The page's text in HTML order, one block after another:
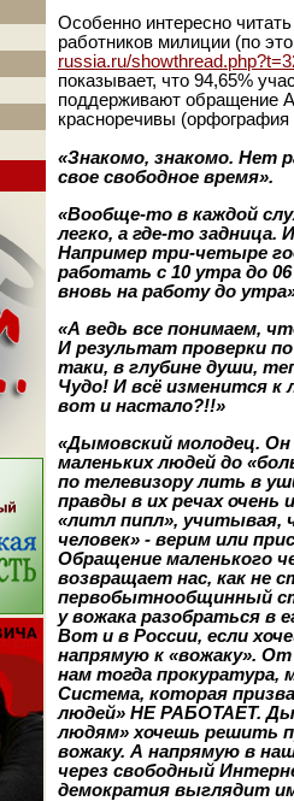
Особенно интересно
работников милиции (по
russia.ru/
показывает, что 94,65%
поддерживают обращение
красноречивы (орфография
«Знакомо, знакомо. Нет
свое свободное время».
«Вообще-то в каждой
легко, а где-то задница.
Например три-четыре
работать с 10 утра до
вновь на работу до
«А ведь все понимаем,
И результат проверки по
таки, в глубине души,
Чудо! И всё изменится
вот и настало?!!»
«Дымовский молодец.
маленьких людей до
по телевизору лить в
правды в их речах очень
«литл пипл», учитывая,
человек» - верим или
Обращение маленького
возвращает нас, как не
первобытнообщинный
у вожака разобраться в
Вот и в России, если
напрямую к «вожаку». От
нам тогда прокуратура,
Система, которая
людей» НЕ РАБОТАЕТ.
людям» хочешь решить
вожаку. А напрямую в
через свободный
демократия выглядит